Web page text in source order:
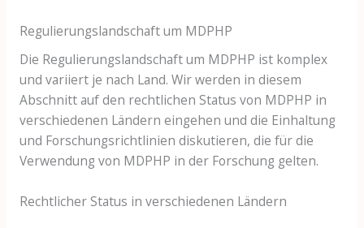
Regulierungslandschaft um MDPHP
Die Regulierungslandschaft um MDPHP ist komplex
und variiert je nach Land. Wir werden in diesem
Abschnitt auf den rechtlichen Status von MDPHP in
verschiedenen Ländern eingehen und die Einhaltung
und Forschungsrichtlinien diskutieren, die für die
Verwendung von MDPHP in der Forschung gelten.
Rechtlicher Status in verschiedenen Ländern